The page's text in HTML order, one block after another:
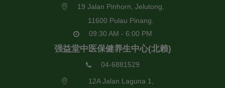
19 Jalan Pinhorn, Jelutong,
11600 Pulau Pinang.
09:30 AM - 6:00 PM
强益堂中医保健养生中心(北赖)
04-6881529
12A Jalan Laguna 1,